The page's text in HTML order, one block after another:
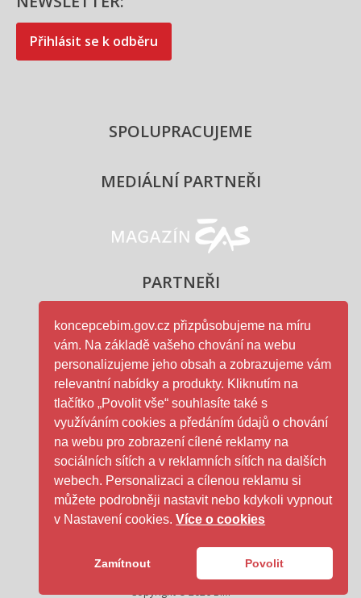
Přihlásit se k odběru
SPOLUPRACUJEME
MEDIÁLNÍ PARTNEŘI
Magazín ČAS - logo
PARTNEŘI
Ministerstvo průmyslu a
ČAS - logo
SFDI- logo
Cookies
Copyright ©2026BIM
koncepcebim.gov.cz přizpůsobujeme na míru
vám. Na základě vašeho chování na webu
personalizujeme jeho obsah a zobrazujeme vám
relevantní nabídky a produkty. Kliknutím na
tlačítko „Povolit vše“ souhlasíte také s
využíváním cookies a předáním údajů o chování
na webu pro zobrazení cílené reklamy na
sociálních sítích a v reklamních sítích na dalších
webech. Personalizaci a cílenou reklamu si
můžete podrobněji nastavit nebo kdykoli vypnout
v Nastavení cookies.Více o cookies
Zamítnout Povolit